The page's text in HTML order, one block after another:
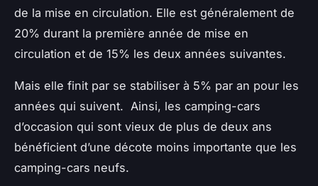
de la mise en circulation. Elle est généralement de
20% durant la première année de mise en
circulation et de 15% les deux années suivantes.
Mais elle finit par se stabiliser à 5% par an pour les
années qui suivent. Ainsi, les camping-cars
d’occasion qui sont vieux de plus de deux ans
bénéficient d’une décote moins importante que les
camping-cars neufs.